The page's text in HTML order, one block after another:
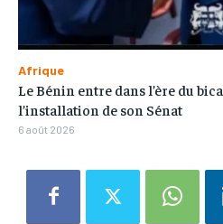
Afrique
Le Bénin entre dans l’ère du
l’installation de son Sénat
6 août 2026